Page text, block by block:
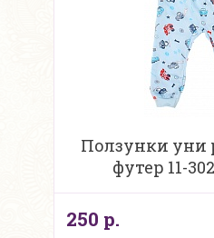
Ползунки уни
футер 11-
250 р.